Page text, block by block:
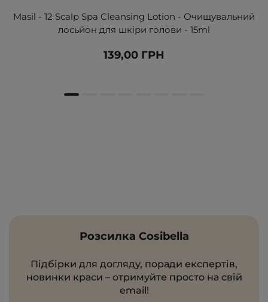
Masil - 12 Scalp Spa Cleansing Lotion - Очищувальний
лосьйон для шкіри голови - 15ml
139,00 ГРН
Розсилка Cosibella
Підбірки для догляду, поради експертів,
новинки краси – отримуйте просто на свій
email!